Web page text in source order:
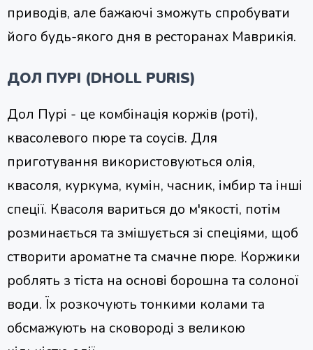
приводів, але бажаючі зможуть спробувати
його будь-якого дня в ресторанах Маврикія.
ДОЛ ПУРІ (DHOLL PURIS)
Дол Пурі - це комбінація коржів (роті),
квасолевого пюре та соусів. Для
приготування використовуються олія,
квасоля, куркума, кумін, часник, імбир та інші
спеції. Квасоля вариться до м'якості, потім
розминається та змішується зі спеціями, щоб
створити ароматне та смачне пюре. Коржики
роблять з тіста на основі борошна та солоної
води. Їх розкочують тонкими колами та
обсмажують на сковороді з великою